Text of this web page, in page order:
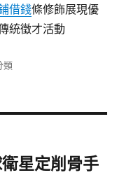
借錢條修飾展現優
統徵才活動
類
星定削骨手